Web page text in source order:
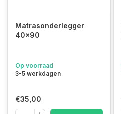
Matrasonderlegger
40x90
Op voorraad
3-5 werkdagen
€35,00